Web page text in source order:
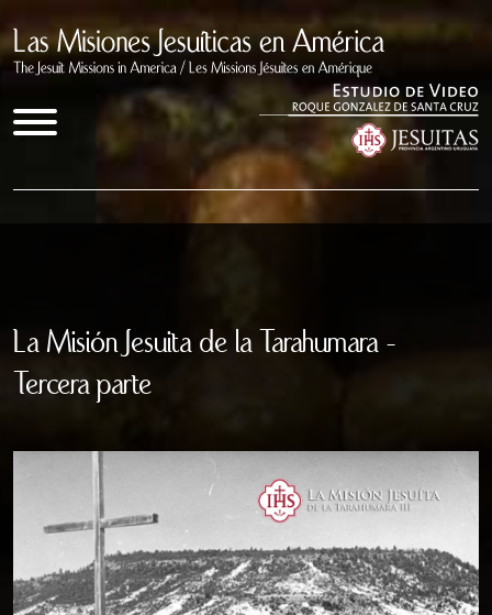
Quienes somos
Congresos
Enlaces
La Misión Jesuita de la Tarahumara -
Tercera parte